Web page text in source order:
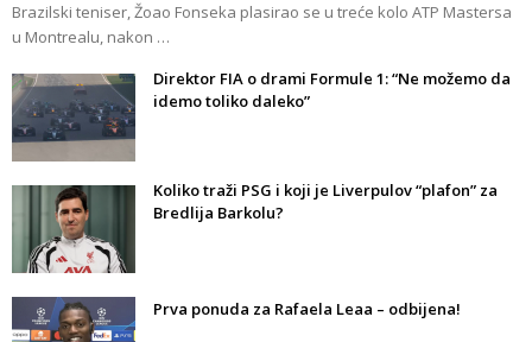
Brazilski teniser, Žoao Fonseka plasirao se u treće kolo ATP Mastersa
u Montrealu, nakon …
Direktor FIA o drami Formule 1: “Ne možemo da
idemo toliko daleko”
Koliko traži PSG i koji je Liverpulov “plafon” za
Bredlija Barkolu?
Prva ponuda za Rafaela Leaa – odbijena!